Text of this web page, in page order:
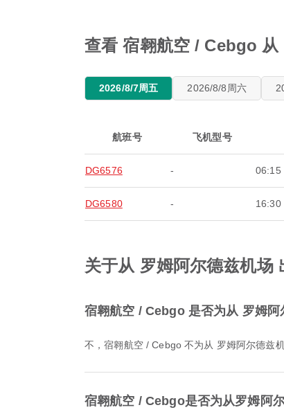
查看 宿翱航空 / Cebgo
2026/8/7周五 2026/8/8周六
航班号 飞机型号
DG6576 - 06:15
DG6580 - 16:30
关于从 罗姆阿尔德兹机场
宿翱航空 / Cebgo 是否为从 罗姆阿
不，宿翱航空 / Cebgo 不为从 罗姆阿尔德
宿翱航空 / Cebgo是否为从罗姆阿